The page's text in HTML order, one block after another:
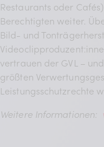
Restaurants oder
Berechtigten weiter.
Bild- und
vertrauen der GVL –
größten
Leistungsschutzrechte
Weitere Informationen: